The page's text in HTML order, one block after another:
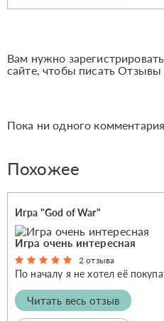
Вам нужно
сайте, чтобы писать
Пока ни одного
Похожее
Игра "God of War"
Игра очень интересная
2 отзыва
По началу я не хотел её
Читать весь отзыв